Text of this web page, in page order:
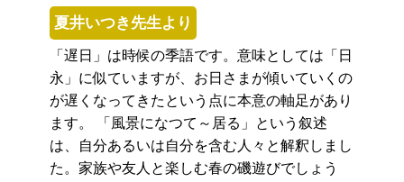
夏井いつき先生より
「遅日」は時候の季語です。意味としては「日
永」に似ていますが、お日さまが傾いていくの
が遅くなってきたという点に本意の軸足があり
ます。 「風景になつて～居る」という叙述
は、自分あるいは自分を含む人々と解釈しまし
た。家族や友人と楽しむ春の磯遊びでしょう